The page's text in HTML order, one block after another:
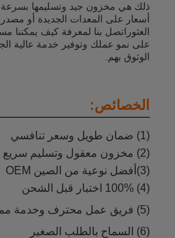
ذلك هي مخزون جيد وتسليمها
أسعار على المعدات الجديدة أو
العثوراتصل بنا لمعرفة كيف يمكننا
على نمو عملك وتوفير خدمة عالية
الوثوق بهم.
الخصائص:
(1) ضمان طويل وسعر تنافسي
(2) مخزون معقول وتسليم سريع
(3)أفضل نوعية من الصين OEM
(4) 100% اختبار قبل الشحن
(5) فريق عمل محترف وخدمة ممتازة قبل البيع وبعد البيع
(6) السماح بالطلب الصغير